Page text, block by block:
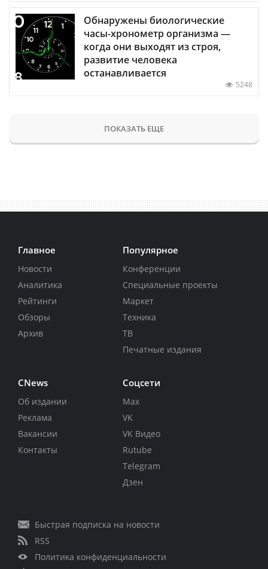
Обнаружены биологические
часы-хронометр организма —
когда они выходят из строя,
развитие человека
останавливается
5248
ПОКАЗАТЬ ЕЩЕ
Главное
Новости
Аналитика
Рейтинги
Обзоры
Архив
Популярное
Конференции
Специальные проекты
Маркет
Техника
ТВ
Печатные издания
CNews
Об издании
Реклама
Вакансии
Контакты
Соцсети
Max
VK
VK Видео
Rutube
Telegram
Дзен
Быстрая подписка на новости
RSS
Политика конфиденциальности